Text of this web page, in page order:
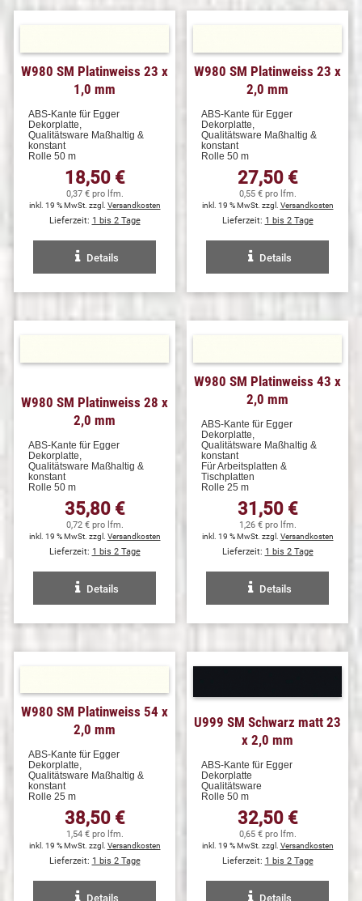
W980 SM Platinweiss 23 x
1,0 mm
ABS-Kante für Egger
Dekorplatte,
Qualitätsware Maßhaltig &
konstant
Rolle 50 m
18,50 €
0,37 € pro lfm.
inkl. 19 % MwSt. zzgl. Versandkosten
Lieferzeit: 1 bis 2 Tage
Details
W980 SM Platinweiss 23 x
2,0 mm
ABS-Kante für Egger
Dekorplatte,
Qualitätsware Maßhaltig &
konstant
Rolle 50 m
27,50 €
0,55 € pro lfm.
inkl. 19 % MwSt. zzgl. Versandkosten
Lieferzeit: 1 bis 2 Tage
Details
W980 SM Platinweiss 28 x
2,0 mm
ABS-Kante für Egger
Dekorplatte,
Qualitätsware Maßhaltig &
konstant
Rolle 50 m
35,80 €
0,72 € pro lfm.
inkl. 19 % MwSt. zzgl. Versandkosten
Lieferzeit: 1 bis 2 Tage
Details
W980 SM Platinweiss 43 x
2,0 mm
ABS-Kante für Egger
Dekorplatte,
Qualitätsware Maßhaltig &
konstant
Für Arbeitsplatten &
Tischplatten
Rolle 25 m
31,50 €
1,26 € pro lfm.
inkl. 19 % MwSt. zzgl. Versandkosten
Lieferzeit: 1 bis 2 Tage
Details
W980 SM Platinweiss 54 x
2,0 mm
ABS-Kante für Egger
Dekorplatte,
Qualitätsware Maßhaltig &
konstant
Rolle 25 m
38,50 €
1,54 € pro lfm.
inkl. 19 % MwSt. zzgl. Versandkosten
Lieferzeit: 1 bis 2 Tage
Details
U999 SM Schwarz matt 23
x 2,0 mm
ABS-Kante für Egger
Dekorplatte
Qualitätsware
Rolle 50 m
32,50 €
0,65 € pro lfm.
inkl. 19 % MwSt. zzgl. Versandkosten
Lieferzeit: 1 bis 2 Tage
Details